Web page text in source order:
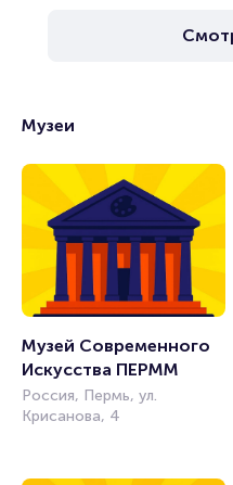
Музеи
Музей Современного
Искусства ПЕРММ
Россия, Пермь, ул.
Крисанова, 4